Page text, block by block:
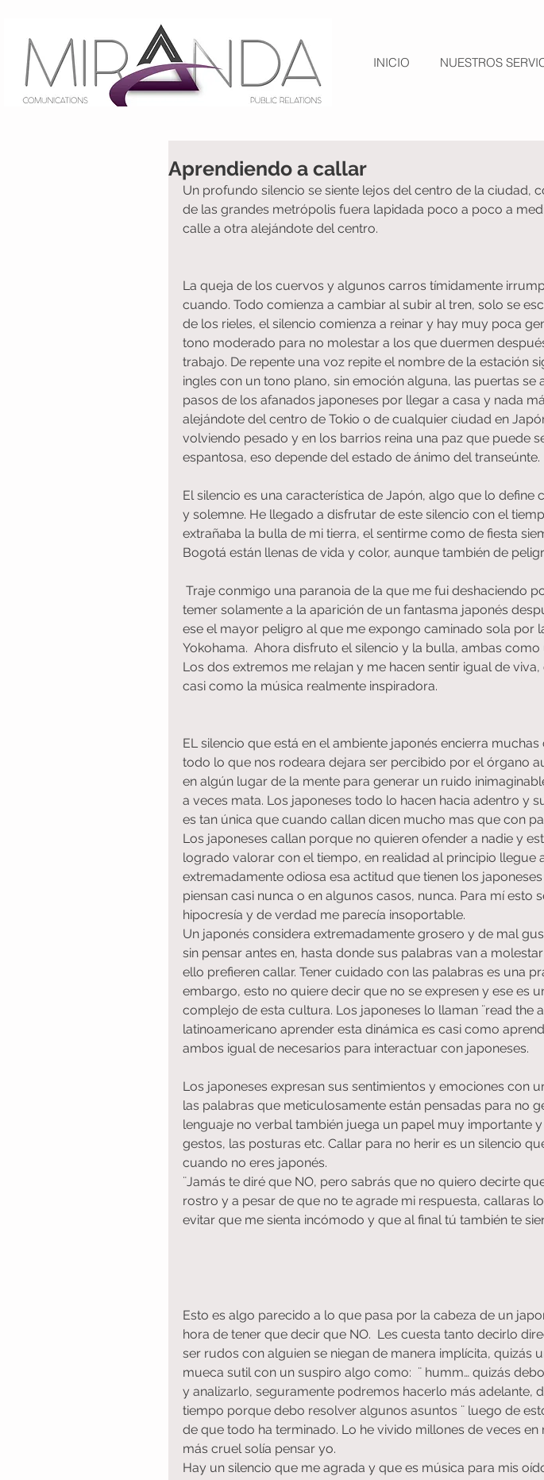
INICIO NUESTROS
Aprendiendo a callar
Un profundo silencio se siente lejos del centro de la ciudad,
de las grandes metrópolis fuera lapidada poco a poco a
calle a otra alejándote del centro.
La queja de los cuervos y algunos carros tímidamente
cuando. Todo comienza a cambiar al subir al tren, solo se
de los rieles, el silencio comienza a reinar y hay muy poca
tono moderado para no molestar a los que duermen
trabajo. De repente una voz repite el nombre de la estación
ingles con un tono plano, sin emoción alguna, las puertas se
pasos de los afanados japoneses por llegar a casa y nada
alejándote del centro de Tokio o de cualquier ciudad en
volviendo pesado y en los barrios reina una paz que puede
espantosa, eso depende del estado de ánimo del transeúnte.
El silencio es una característica de Japón, algo que lo define
y solemne. He llegado a disfrutar de este silencio con el
extrañaba la bulla de mi tierra, el sentirme como de fiesta
Bogotá están llenas de vida y color, aunque también de
temer solamente a la aparición de un fantasma japonés
ese el mayor peligro al que me expongo caminado sola por
Yokohama.  Ahora disfruto el silencio y la bulla, ambas como
Los dos extremos me relajan y me hacen sentir igual de viva,
casi como la música realmente inspiradora.
EL silencio que está en el ambiente japonés encierra
todo lo que nos rodeara dejara ser percibido por el órgano
en algún lugar de la mente para generar un ruido
a veces mata. Los japoneses todo lo hacen hacia adentro y
es tan única que cuando callan dicen mucho mas que con
Los japoneses callan porque no quieren ofender a nadie y
logrado valorar con el tiempo, en realidad al principio llegue
extremadamente odiosa esa actitud que tienen los
piensan casi nunca o en algunos casos, nunca. Para mí esto
hipocresía y de verdad me parecía insoportable.
Un japonés considera extremadamente grosero y de mal
sin pensar antes en, hasta donde sus palabras van a
ello prefieren callar. Tener cuidado con las palabras es una
embargo, esto no quiere decir que no se expresen y ese es
complejo de esta cultura. Los japoneses lo llaman ¨read the
latinoamericano aprender esta dinámica es casi como
ambos igual de necesarios para interactuar con japoneses.
Los japoneses expresan sus sentimientos y emociones con
las palabras que meticulosamente están pensadas para no
lenguaje no verbal también juega un papel muy importante
gestos, las posturas etc. Callar para no herir es un silencio
cuando no eres japonés.
¨Jamás te diré que NO, pero sabrás que no quiero decirte
rostro y a pesar de que no te agrade mi respuesta, callaras
evitar que me sienta incómodo y que al final tú también te
Esto es algo parecido a lo que pasa por la cabeza de un
hora de tener que decir que NO.  Les cuesta tanto decirlo
ser rudos con alguien se niegan de manera implícita, quizás
mueca sutil con un suspiro algo como:  ¨ humm… quizás
y analizarlo, seguramente podremos hacerlo más adelante,
tiempo porque debo resolver algunos asuntos ¨ luego de
de que todo ha terminado. Lo he vivido millones de veces en
más cruel solía pensar yo.
Hay un silencio que me agrada y que es música para mis